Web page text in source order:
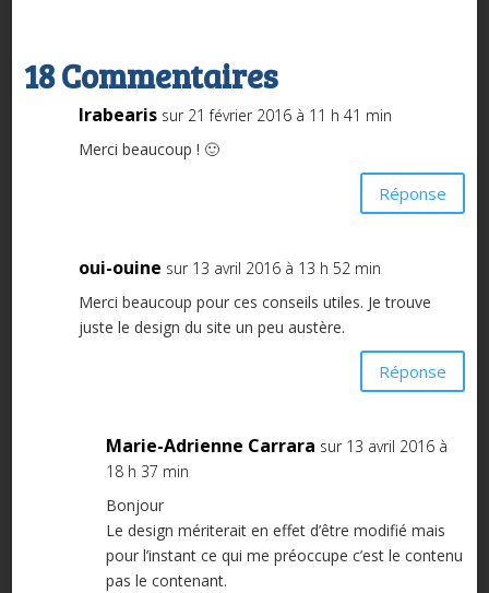
18 Commentaires
Irabearis sur 21 février 2016 à 11 h 41 min
Merci beaucoup ! 🙂
Réponse
oui-ouine sur 13 avril 2016 à 13 h 52 min
Merci beaucoup pour ces conseils utiles. Je trouve
juste le design du site un peu austère.
Réponse
Marie-Adrienne Carrara sur 13 avril 2016 à
18 h 37 min
Bonjour
Le design mériterait en effet d’être modifié mais
pour l’instant ce qui me préoccupe c’est le contenu
pas le contenant.